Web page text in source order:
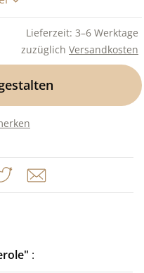
Lieferzeit: 3–6 Werktage
zuzüglich Versandkosten